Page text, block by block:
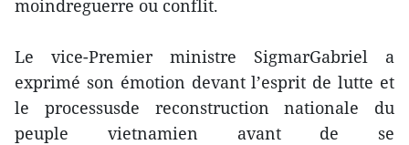
moindreguerre ou conflit.
Le vice-Premier ministre SigmarGabriel a
exprimé son émotion devant l’esprit de lutte et
le processusde reconstruction nationale du
peuple vietnamien avant de se